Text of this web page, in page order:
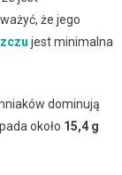
że jego
jest minimalna
dominują
około 15,4 g